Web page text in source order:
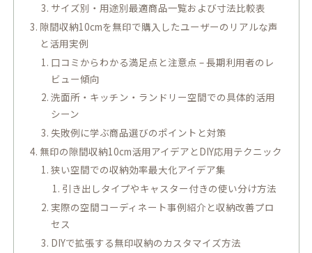
サイズ別・用途別最適商品一覧および寸法比較表
隙間収納10cmを無印で購入したユーザーのリアルな声
と活用実例
口コミからわかる満足点と注意点 – 長期利用者のレ
ビュー傾向
洗面所・キッチン・ランドリー空間での具体的活用
シーン
失敗例に学ぶ商品選びのポイントと対策
無印の隙間収納10cm活用アイデアとDIY応用テクニック
狭い空間での収納効率最大化アイデア集
引き出しタイプやキャスター付きの使い分け方法
実際の空間コーディネート事例紹介と収納改善プロ
セス
DIYで拡張する無印収納のカスタマイズ方法